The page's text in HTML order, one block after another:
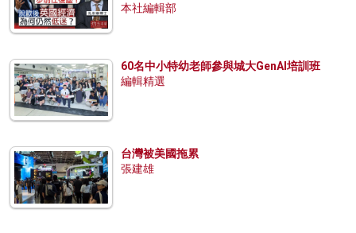
本社編輯部
60名中小特幼老師參與城大GenAI培訓班
編輯精選
台灣被美國拖累
張建雄